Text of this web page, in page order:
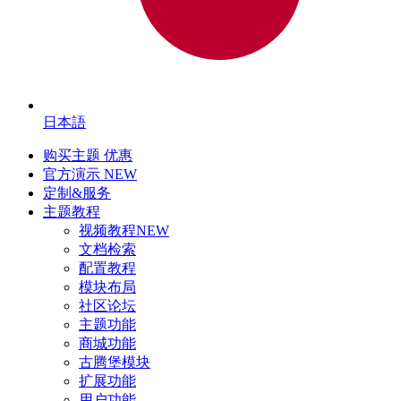
日本語
购买主题 优惠
官方演示 NEW
定制&服务
主题教程
视频教程NEW
文档检索
配置教程
模块布局
社区论坛
主题功能
商城功能
古腾堡模块
扩展功能